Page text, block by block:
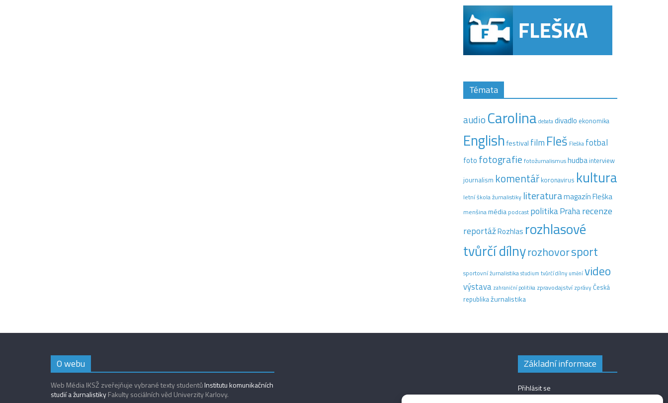
Témata
audio Carolina debatadivadlo ekonomika
Englishfestival film Fleš Fleška fotbal
foto fotografie fotožurnalismushudba interview
journalism komentář koronavirus kultura
letní škola žurnalistiky literaturamagazín Fleška
menšinamédia podcast politikaPraharecenze
reportážRozhlas rozhlasové
tvůrčí dílnyrozhovorsport
sportovní žurnalistikastudium tvůrčí dílny uměnívideo
výstava zahraniční politika zpravodajství zprávyČeská
republikažurnalistika
O webu
Web Média IKSŽ zveřejňuje vybrané texty studentůInstitutu komunikačních
studií a žurnalistikyFakulty sociálních věd Univerzity Karlovy.
Základní informace
Přihlásit se